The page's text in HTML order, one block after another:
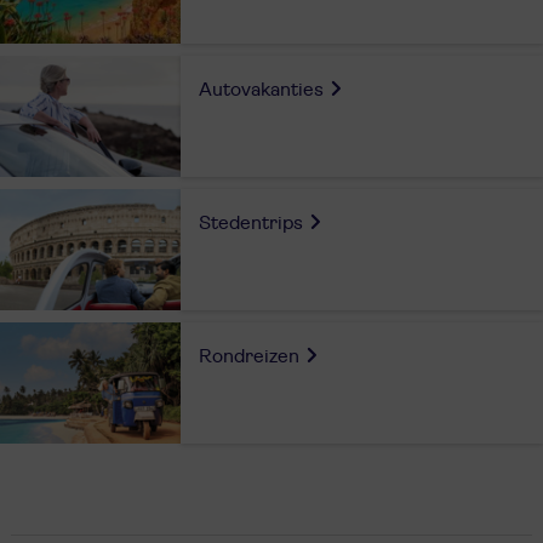
Autovakanties
Stedentrips
Rondreizen